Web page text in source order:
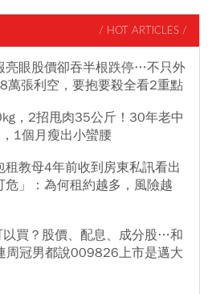
/ HOT ARTICLES /
亮眼股價卻吞半根跌停…不只外
萬張利空，要抱要殺全看2重點
，2招甩肉35公斤！30年老中
1個月瘦出小蠻腰
教母4年前收到房東私訊看出
危」：為何租約越多，風險越
買？股價、配息、成分股…和
周冠男都說009826上市是邁大